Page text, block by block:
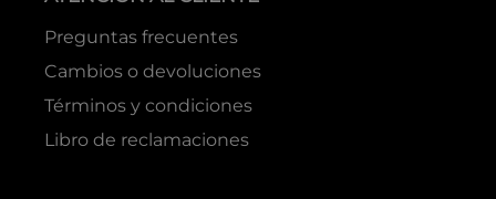
Preguntas frecuentes
Cambios o devoluciones
Términos y condiciones
Libro de reclamaciones